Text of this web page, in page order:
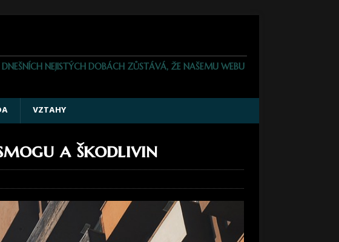
NEJISTÝCH DOBÁCH ZŮSTÁVÁ, ŽE NAŠEMU WEBU
VZTAHY
a škodlivin